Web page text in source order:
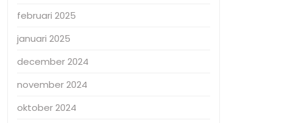
februari 2025
januari 2025
december 2024
november 2024
oktober 2024